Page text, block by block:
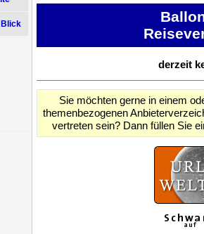
derzeit
Sie möchten gerne in einem
themenbezogenen
vertreten sein? Dann füllen Sie